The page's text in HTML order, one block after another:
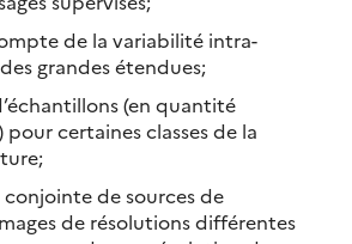
de la variabilité intra-
grandes étendues;
(en quantité
pour certaines classes de la
de sources de
de résolutions différentes